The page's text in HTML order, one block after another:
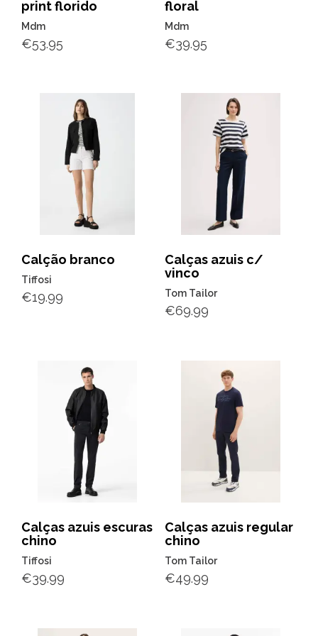
print florido
Mdm
€53.95
floral
Mdm
€39.95
Calção branco
Tiffosi
€19.99
Calças azuis c/
vinco
Tom Tailor
€69.99
Calças azuis escuras
chino
Tiffosi
€39.99
Calças azuis regular
chino
Tom Tailor
€49.99